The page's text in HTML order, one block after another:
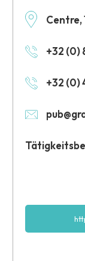
Centre,
+32 (0)
+32 (0)